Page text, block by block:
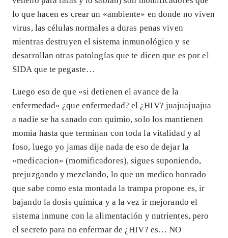
lo que hacen es crear un «ambiente» en donde no viven
virus, las células normales a duras penas viven
mientras destruyen el sistema inmunológico y se
desarrollan otras patologías que te dicen que es por el
SIDA que te pegaste…
Luego eso de que «si detienen el avance de la
enfermedad» ¿que enfermedad? el ¿HIV? juajuajuajua
a nadie se ha sanado con quimio, solo los mantienen
momia hasta que terminan con toda la vitalidad y al
foso, luego yo jamas dije nada de eso de dejar la
«medicacion» (momificadores), sigues suponiendo,
prejuzgando y mezclando, lo que un medico honrado
que sabe como esta montada la trampa propone es, ir
bajando la dosis química y a la vez ir mejorando el
sistema inmune con la alimentación y nutrientes, pero
el secreto para no enfermar de ¿HIV? es… NO